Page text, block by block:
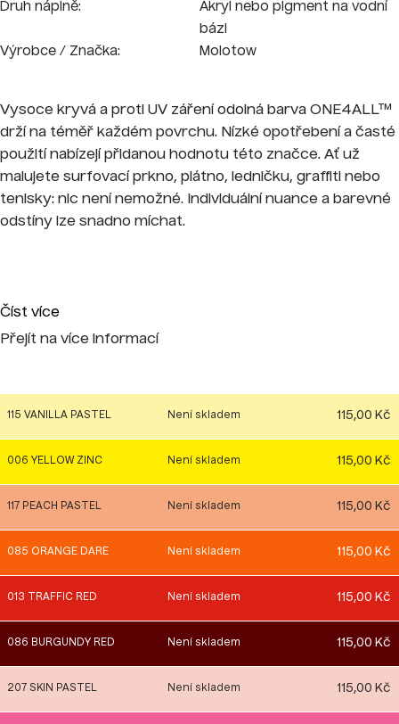
Druh náplně:
Akryl nebo pigment na vodní
bázi
Výrobce / Značka:
Molotow
Vysoce kryvá a proti UV záření odolná barva ONE4ALL™
drží na téměř každém povrchu. Nízké opotřebení a časté
použití nabízejí přidanou hodnotu této značce. Ať už
malujete surfovací prkno, plátno, ledničku, graffiti nebo
tenisky: nic není nemožné. Individuální nuance a barevné
odstíny lze snadno míchat.
Číst více
Přejít na více informací
115 VANILLA PASTEL Není skladem 115,00 Kč
006 YELLOW ZINC Není skladem 115,00 Kč
117 PEACH PASTEL Není skladem 115,00 Kč
085 ORANGE DARE Není skladem 115,00 Kč
013 TRAFFIC RED Není skladem 115,00 Kč
086 BURGUNDY RED Není skladem 115,00 Kč
207 SKIN PASTEL Není skladem 115,00 Kč